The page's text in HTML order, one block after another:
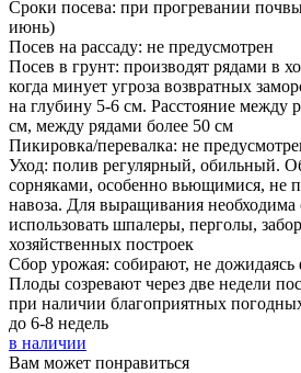
Сроки посева: при прогревании
июнь)
Посев на рассаду: не предусмотрен
Посев в грунт: производят рядами в
когда минует угроза возвратных
на глубину 5-6 см. Расстояние между
см, между рядами более 50 см
Пикировка/перевалка: не
Уход: полив регулярный, обильный.
сорняками, особенно вьющимися, не
навоза. Для выращивания
использовать шпалеры, перголы,
хозяйственных построек
Сбор урожая: собирают, не дожидаясь
Плоды созревают через две недели
при наличии благоприятных
до 6-8 недель
в наличии
Вам может понравиться